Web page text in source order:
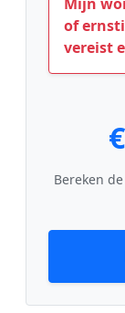
of
vereist
Bereken